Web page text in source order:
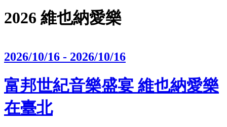
2026 維也納愛樂
2026/10/16 - 2026/10/16
富邦世紀音樂盛宴 維也納愛樂
在臺北